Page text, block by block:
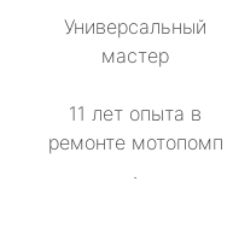
Универсальный
мастер
11 лет опыта в
ремонте мотопомп
.